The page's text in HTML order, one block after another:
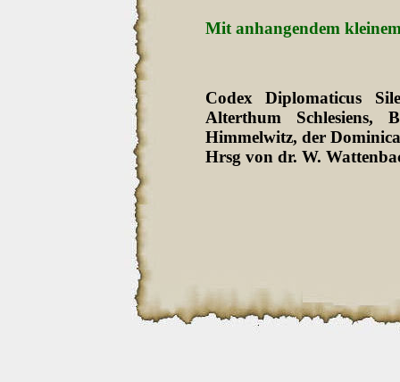
Mit anhangendem
Codex Diplomaticus
Alterthum
Himmelwitz, der
Hrsg von dr. W.